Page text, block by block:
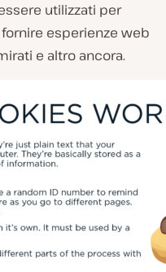
utilizzati per
esperienze web
e altro ancora.